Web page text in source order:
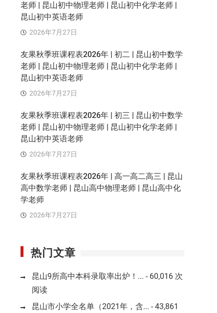
老师 | 昆山初中物理老师 | 昆山初中化学老师 |
昆山初中英语老师
2026年7月27日
友果秋季班课程表2026年 | 初二 | 昆山初中数学
老师 | 昆山初中物理老师 | 昆山初中化学老师 |
昆山初中英语老师
2026年7月27日
友果秋季班课程表2026年 | 初三 | 昆山初中数学
老师 | 昆山初中物理老师 | 昆山初中化学老师 |
昆山初中英语老师
2026年7月27日
友果秋季班课程表2026年 | 高一高二高三 | 昆山
高中数学老师 | 昆山高中物理老师 | 昆山高中化
学老师
2026年7月27日
热门文章
昆山9所高中本科录取率出炉！... - 60,016 次
阅读
昆山市小学全名单（2021年，含... - 43,861